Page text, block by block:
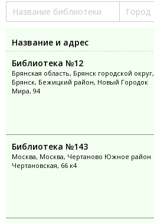
Название и адрес
Библиотека №12
Брянская область, Брянск городской округ,
Брянск, Бежицкий район, Новый Городок
Мира, 94
Библиотека №143
Москва, Москва, Чертаново Южное район
Чертановская, 66 к4